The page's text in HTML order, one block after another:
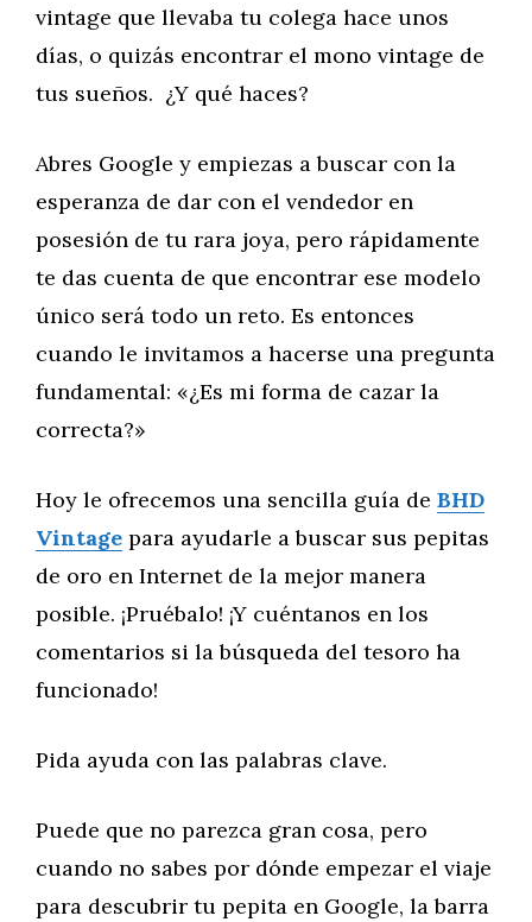
vintage que llevaba tu colega hace unos
días, o quizás encontrar el mono vintage de
tus sueños. ¿Y qué haces?
Abres Google y empiezas a buscar con la
esperanza de dar con el vendedor en
posesión de tu rara joya, pero rápidamente
te das cuenta de que encontrar ese modelo
único será todo un reto. Es entonces
cuando le invitamos a hacerse una pregunta
fundamental: «¿Es mi forma de cazar la
correcta?»
Hoy le ofrecemos una sencilla guía de BHD
Vintage para ayudarle a buscar sus pepitas
de oro en Internet de la mejor manera
posible. ¡Pruébalo! ¡Y cuéntanos en los
comentarios si la búsqueda del tesoro ha
funcionado!
Pida ayuda con las palabras clave.
Puede que no parezca gran cosa, pero
cuando no sabes por dónde empezar el viaje
para descubrir tu pepita en Google, la barra